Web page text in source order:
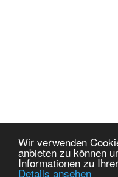
Wir verwenden
anbieten zu können
Informationen zu
Details ansehen